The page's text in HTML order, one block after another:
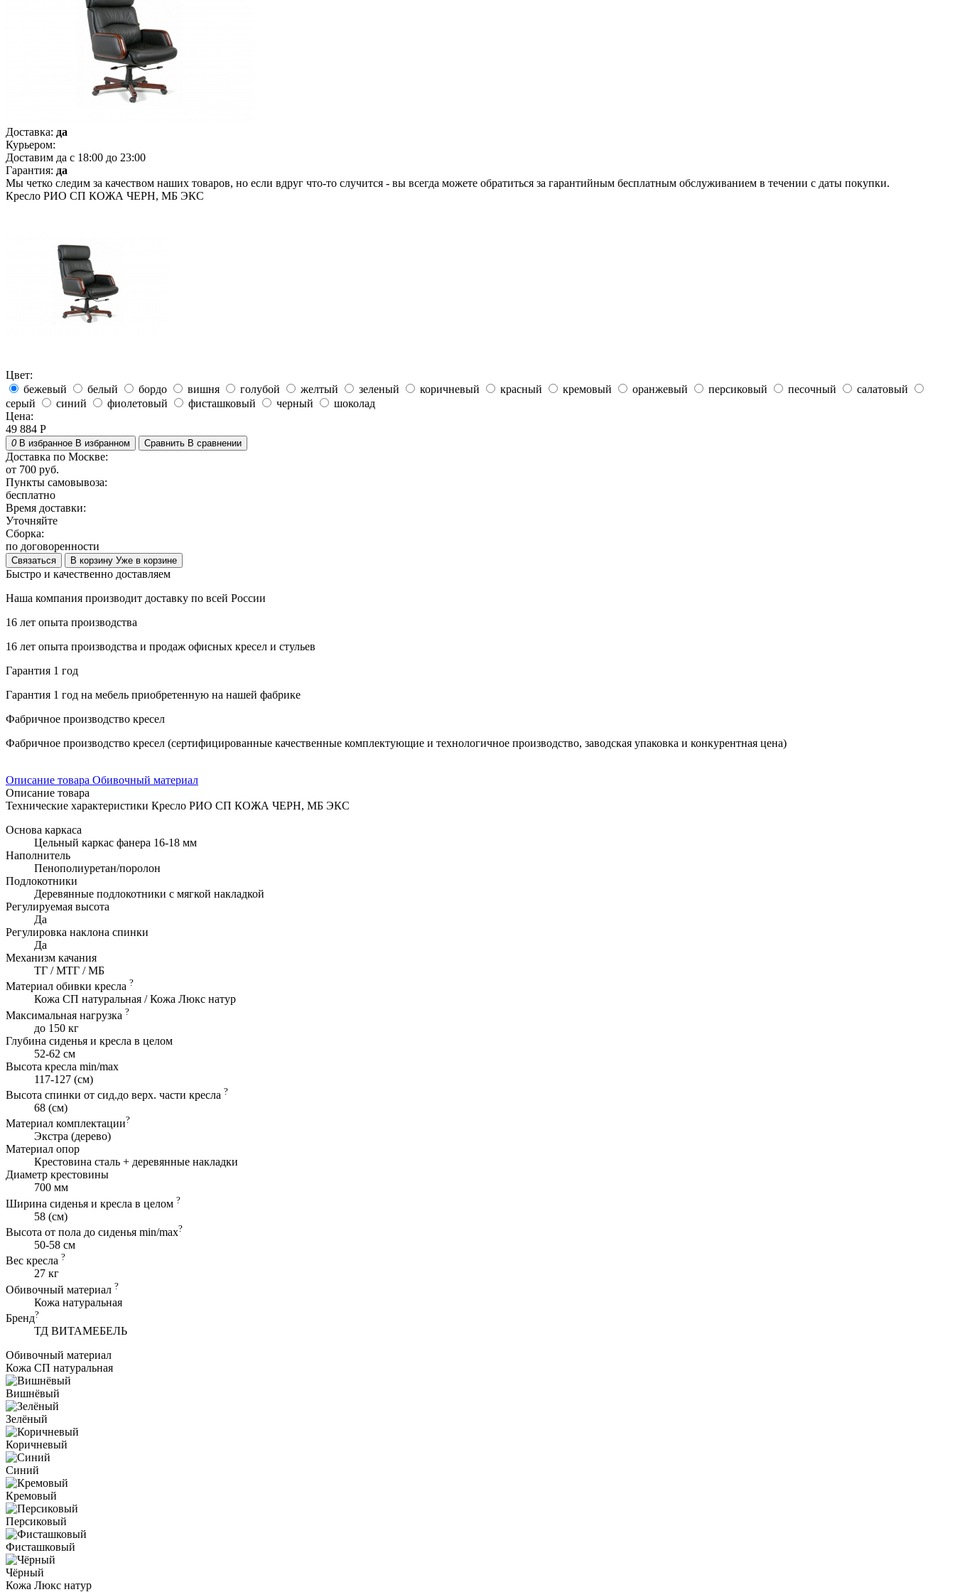
Доставка: да
Курьером:
Доставим да с 18:00 до 23:00
Гарантия: да
Мы четко следим за качеством наших товаров, но если вдруг что-то случится - вы всегда можете обратиться за гарантийным бесплатным обслуживанием в течении с даты покупки.
Кресло РИО СП КОЖА ЧЕРН, МБ ЭКС
Цвет:
бежевый
белый бордо вишня голубой желтый зеленый коричневый красный кремовый оранжевый персиковый песочный
салатовый
серый
синий фиолетовый фисташковый черный
шоколад
Цена:
49 884 Р
0 В избранное В избранном Сравнить В сравнении
Доставка по Москве:
от 700 руб.
Пункты самовывоза:
бесплатно
Время доставки:
Уточняйте
Сборка:
по договоренности
Связаться В корзину Уже в корзине
Быстро и качественно доставляем
Наша компания производит доставку по всей России
16 лет опыта производства
16 лет опыта производства и продаж офисных кресел и стульев
Гарантия 1 год
Гарантия 1 год на мебель приобретенную на нашей фабрике
Фабричное производство кресел
Фабричное производство кресел (сертифицированные качественные комплектующие и технологичное производство, заводская упаковка и конкурентная цена)
Описание товара Обивочный материал
Описание товара
Технические характеристики Кресло РИО СП КОЖА ЧЕРН, МБ ЭКС
Основа каркаса
Цельный каркас фанера 16-18 мм
Наполнитель
Пенополиуретан/поролон
Подлокотники
Деревянные подлокотники с мягкой накладкой
Регулируемая высота
Да
Регулировка наклона спинки
Да
Механизм качания
ТГ / МТГ / МБ
Материал обивки кресла ?
Кожа СП натуральная / Кожа Люкс натур
Максимальная нагрузка ?
до 150 кг
Глубина сиденья и кресла в целом
52-62 см
Высота кресла min/max
117-127 (см)
Высота спинки от сид.до верх. части кресла ?
68 (см)
Материал комплектации?
Экстра (дерево)
Материал опор
Крестовина сталь + деревянные накладки
Диаметр крестовины
700 мм
Ширина сиденья и кресла в целом ?
58 (cм)
Высота от пола до сиденья min/max?
50-58 см
Вес кресла ?
27 кг
Обивочный материал ?
Кожа натуральная
Бренд?
ТД ВИТАМЕБЕЛЬ
Обивочный материал
Кожа СП натуральная
Вишнёвый
Зелёный
Коричневый
Синий
Кремовый
Персиковый
Фисташковый
Чёрный
Кожа Люкс натур